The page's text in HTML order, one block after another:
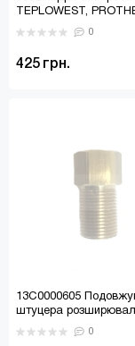
TEPLOWEST,
ECA, BONGIOANNI,
АТОН, DE DIETRICH
0
425 грн.
13C0000605
штуцера
0